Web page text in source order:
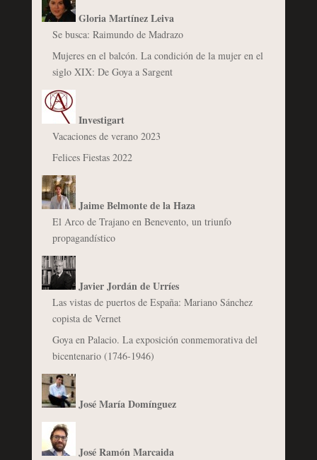
Gloria Martínez Leiva
Se busca: Raimundo de Madrazo
Mujeres en el balcón. La condición de la mujer en el
siglo XIX: De Goya a Sargent
Investigart
Vacaciones de verano 2023
Felices Fiestas 2022
Jaime Belmonte de la Haza
El Arco de Trajano en Benevento, un triunfo
propagandístico
Javier Jordán de Urríes
Las vistas de puertos de España: Mariano Sánchez
copista de Vernet
Goya en Palacio. La exposición conmemorativa del
bicentenario (1746-1946)
José María Domínguez
José Ramón Marcaida